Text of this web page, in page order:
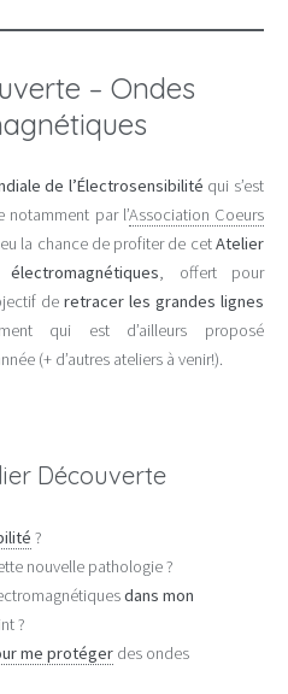
– Ondes
de l’Électrosensibilité qui s’est
notamment par l’Association Coeurs
la chance de profiter de cetAtelier
, offert pour
de retracer les grandes lignes
qui est d’ailleurs proposé
(+ d’autres ateliers à venir!).
Découverte
?
nouvelle pathologie ?
dans mon
?
me protégerdes ondes